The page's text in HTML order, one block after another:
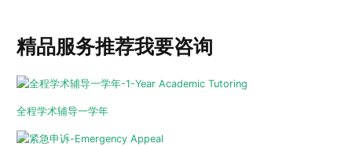
精品服务推荐我要咨询
全程学术辅导一学年